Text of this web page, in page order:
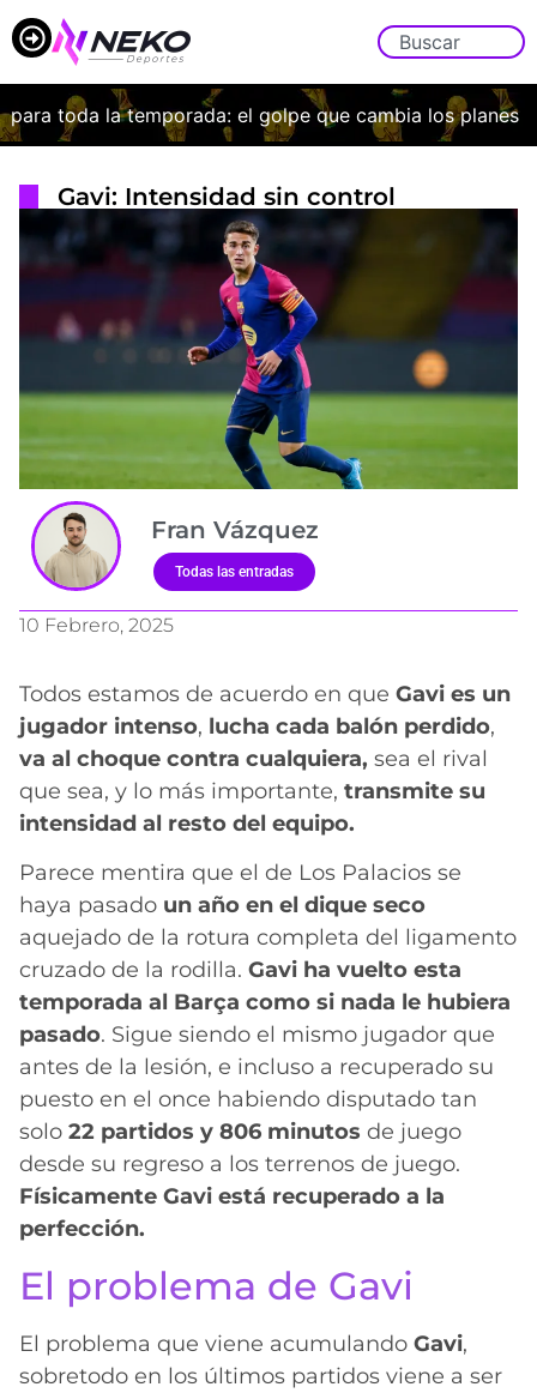
toda la temporada: el golpe que cambia los planes de
Gavi: Intensidad sin control
Fran Vázquez
Todas las entradas
10 Febrero, 2025
Todos estamos de acuerdo en que Gavi es un
jugador intenso, lucha cada balón perdido,
va al choque contra cualquiera, sea el rival
que sea, y lo más importante, transmite su
intensidad al resto del equipo.
Parece mentira que el de Los Palacios se
haya pasado un año en el dique seco
aquejado de la rotura completa del ligamento
cruzado de la rodilla. Gavi ha vuelto esta
temporada al Barça como si nada le hubiera
pasado. Sigue siendo el mismo jugador que
antes de la lesión, e incluso a recuperado su
puesto en el once habiendo disputado tan
solo 22 partidos y 806 minutos de juego
desde su regreso a los terrenos de juego.
Físicamente Gavi está recuperado a la
perfección.
El problema de Gavi
El problema que viene acumulando Gavi,
sobretodo en los últimos partidos viene a ser